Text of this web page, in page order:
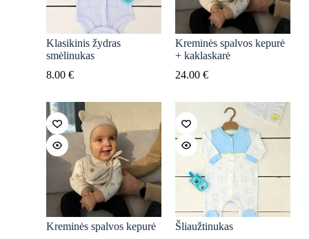
Klasikinis žydras
smėlinukas
8.00 €
Kreminės spalvos kepurė
+ kaklaskarė
24.00 €
Kreminės spalvos kepurė
Šliaužtinukas